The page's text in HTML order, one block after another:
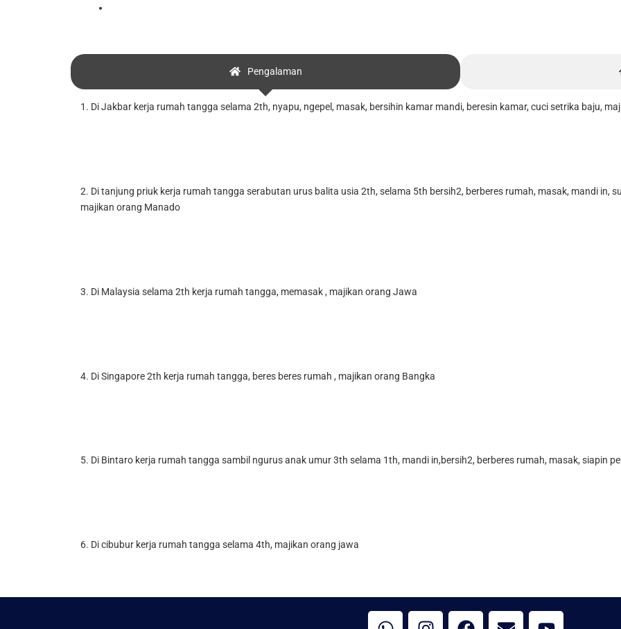
Pengalaman
1. Di Jakbar kerja rumah tangga selama 2th, nyapu, ngepel, masak, bersihin kamar mandi, beresin kamar, cuci setrika baju,
2. Di tanjung priuk kerja rumah tangga serabutan urus balita usia 2th, selama 5th bersih2, berberes rumah, masak, mandi in,
majikan orang Manado
3. Di Malaysia selama 2th kerja rumah tangga, memasak , majikan orang Jawa
4. Di Singapore 2th kerja rumah tangga, beres beres rumah , majikan orang Bangka
5. Di Bintaro kerja rumah tangga sambil ngurus anak umur 3th selama 1th, mandi in,bersih2, berberes rumah, masak, siapin
6. Di cibubur kerja rumah tangga selama 4th, majikan orang jawa
h
n
a
n
o